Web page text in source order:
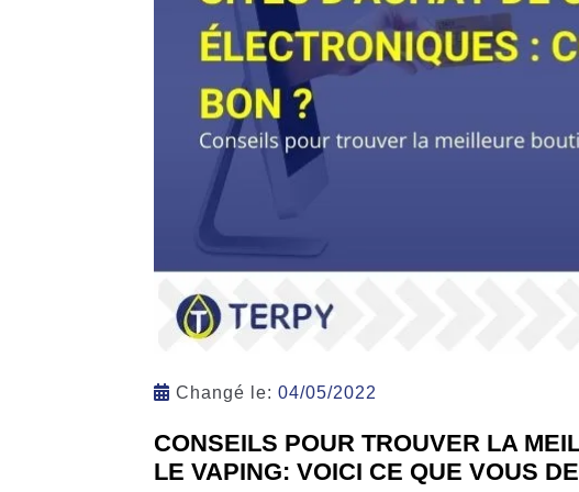
Changé le: 04/05/2022
CONSEILS POUR TROUVER LA
LE VAPING: VOICI CE QUE VOUS